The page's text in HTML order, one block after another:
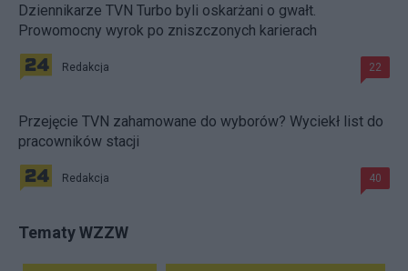
Dziennikarze TVN Turbo byli oskarżani o gwałt.
Prowomocny wyrok po zniszczonych karierach
Redakcja 22
Przejęcie TVN zahamowane do wyborów? Wyciekł list do
pracowników stacji
Redakcja 40
Tematy WZZW